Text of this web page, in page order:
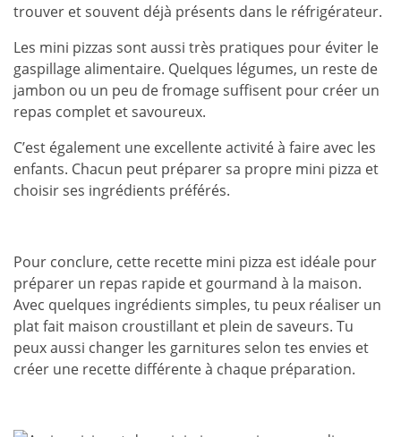
trouver et souvent déjà présents dans le réfrigérateur.
Les mini pizzas sont aussi très pratiques pour éviter le
gaspillage alimentaire. Quelques légumes, un reste de
jambon ou un peu de fromage suffisent pour créer un
repas complet et savoureux.
C’est également une excellente activité à faire avec les
enfants. Chacun peut préparer sa propre mini pizza et
choisir ses ingrédients préférés.
Pour conclure, cette recette mini pizza est idéale pour
préparer un repas rapide et gourmand à la maison.
Avec quelques ingrédients simples, tu peux réaliser un
plat fait maison croustillant et plein de saveurs. Tu
peux aussi changer les garnitures selon tes envies et
créer une recette différente à chaque préparation.